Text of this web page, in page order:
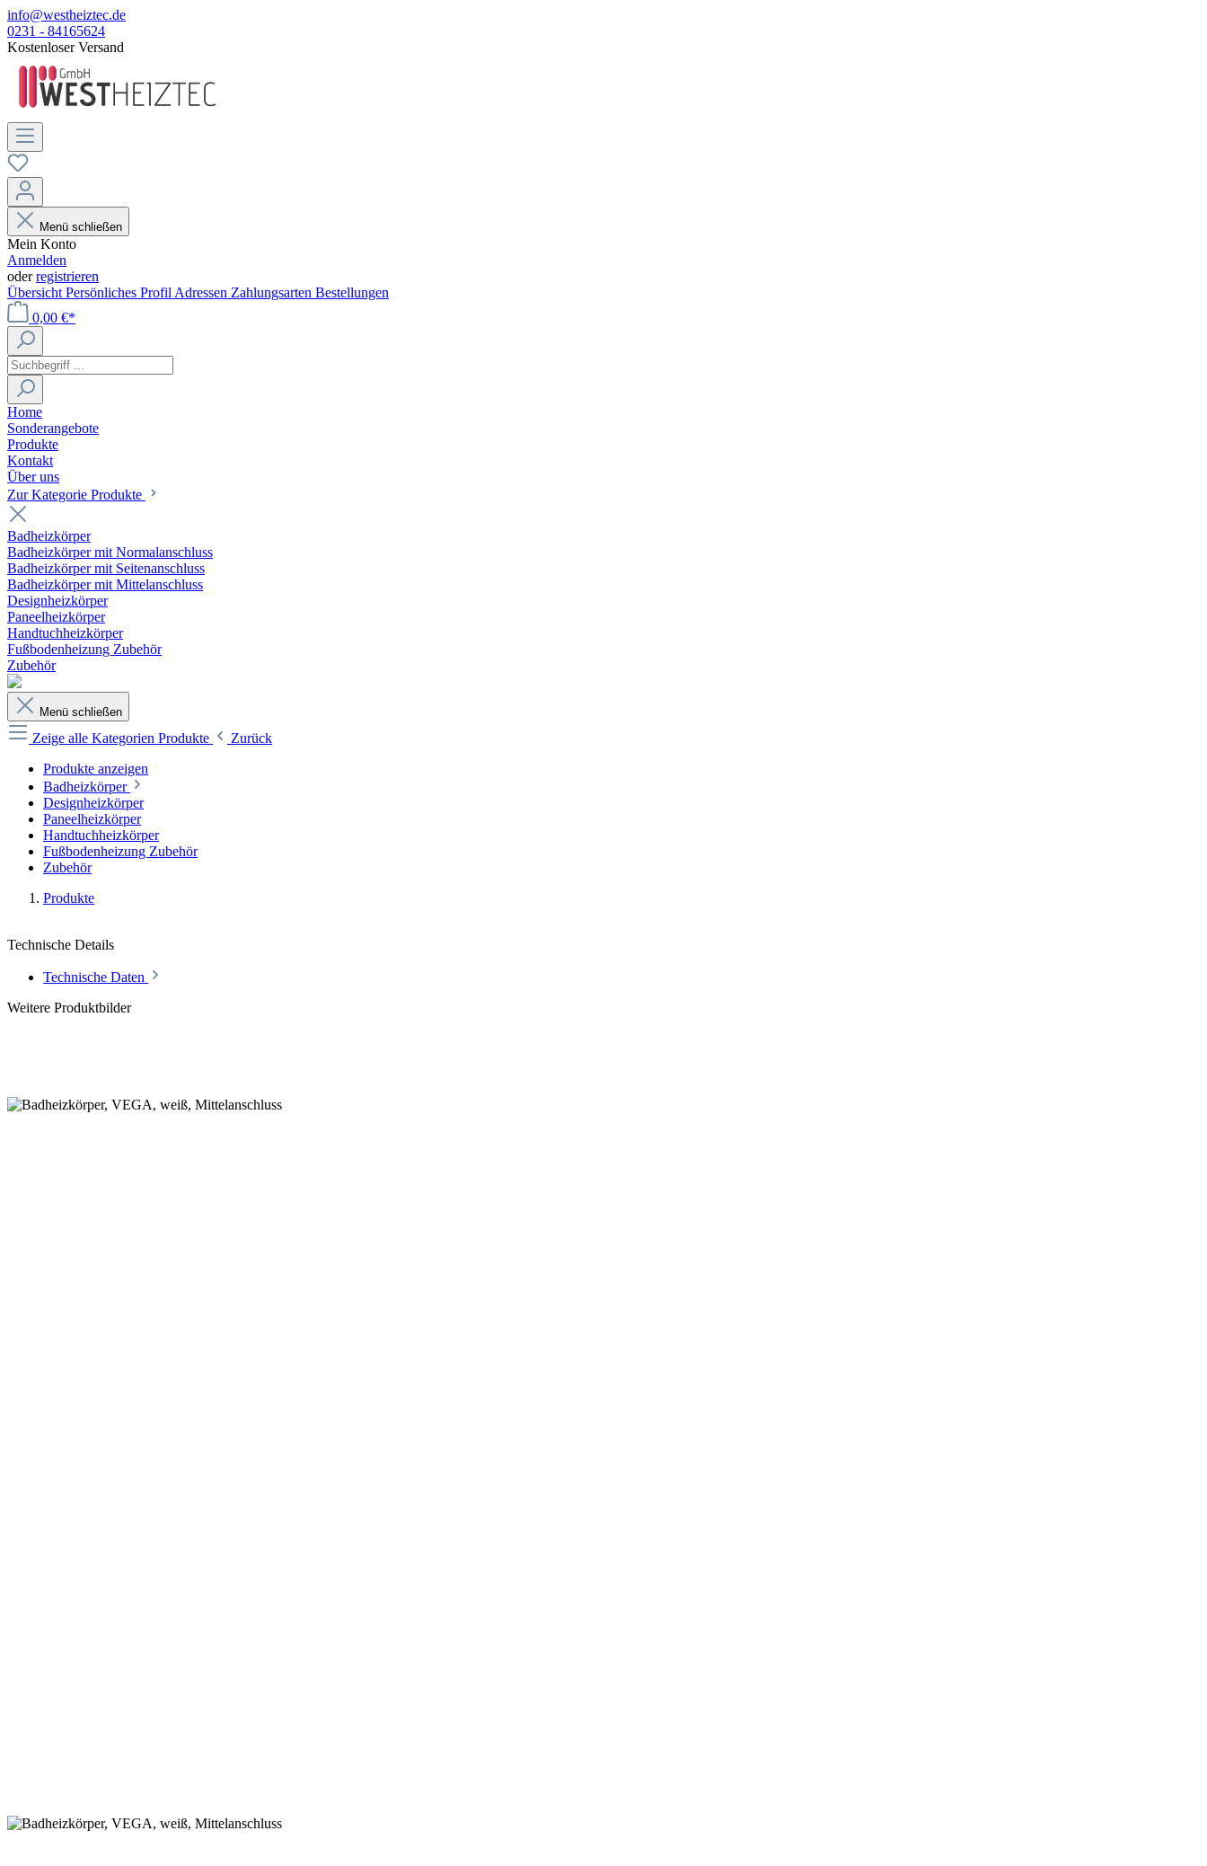
info@westheiztec.de
0231 - 84165624
Kostenloser Versand
Menü schließen
Mein Konto
Anmelden
oderregistrieren
Übersicht Persönliches Profil Adressen Zahlungsarten Bestellungen
0,00 €*
Home
Sonderangebote
Produkte
Kontakt
Über uns
Zur Kategorie Produkte
Badheizkörper
Badheizkörper mit Normalanschluss
Badheizkörper mit Seitenanschluss
Badheizkörper mit Mittelanschluss
Designheizkörper
Paneelheizkörper
Handtuchheizkörper
Fußbodenheizung Zubehör
Zubehör
Menü schließen
Zeige alle Kategorien Produkte
Zurück
Produkte anzeigen
Badheizkörper
Designheizkörper
Paneelheizkörper
Handtuchheizkörper
Fußbodenheizung Zubehör
Zubehör
Produkte
Technische Details
Technische Daten
Weitere Produktbilder